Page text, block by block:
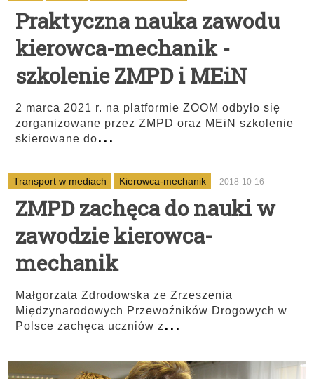
Praktyczna nauka zawodu
kierowca-mechanik -
szkolenie ZMPD i MEiN
2 marca 2021 r. na platformie ZOOM odbyło się
zorganizowane przez ZMPD oraz MEiN szkolenie
skierowane do...
Transport w mediach Kierowca-mechanik 2018-10-16
ZMPD zachęca do nauki w
zawodzie kierowca-
mechanik
Małgorzata Zdrodowska ze Zrzeszenia
Międzynarodowych Przewoźników Drogowych w
Polsce zachęca uczniów z...